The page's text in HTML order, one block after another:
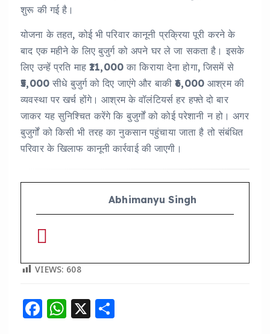
शुरू की गई है।
योजना के तहत, कोई भी परिवार कानूनी प्रक्रिया पूरी करने के
बाद एक महीने के लिए बुजुर्ग को अपने घर ले जा सकता है। इसके
लिए उन्हें प्रति माह₹11,000 का किराया देना होगा, जिसमें से
₹5,000सीधे बुजुर्ग को दिए जाएंगे और बाकी₹6,000 आश्रम की
व्यवस्था पर खर्च होंगे। आश्रम के वॉलंटियर्स हर हफ्ते दो बार
जाकर यह सुनिश्चित करेंगे कि बुजुर्गों को कोई परेशानी न हो। अगर
बुजुर्गों को किसी भी तरह का नुकसान पहुंचाया जाता है तो संबंधित
परिवार के खिलाफ कानूनी कार्रवाई की जाएगी।
Abhimanyu Singh
VIEWS: 608
F
W X